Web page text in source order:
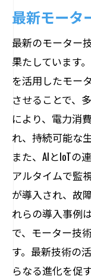
最新モータ
最新のモーター
果たしています
を活用したモー
させることで、
により、電力消
れ、持続可能な
また、AIとIoTの
アルタイムで監
が導入され、故
れらの導入事例
で、モーター技
す。最新技術の
らなる進化を促